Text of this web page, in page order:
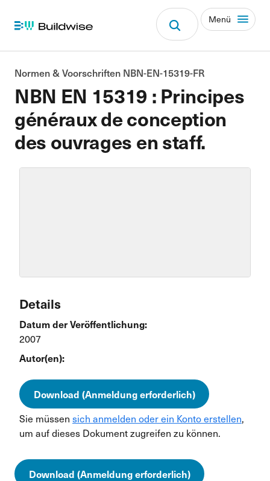
Menü
NBN EN 15319 : Principes
généraux de conception
des ouvrages en staff.
Normen & Voorschriften NBN-EN-15319-FR
Details
Datum der Veröffentlichung:
2007
Autor(en):
Download (Anmeldung erforderlich)
Sie müssen sich anmelden oder ein Konto erstellen,
um auf dieses Dokument zugreifen zu können.
Download (Anmeldung erforderlich)